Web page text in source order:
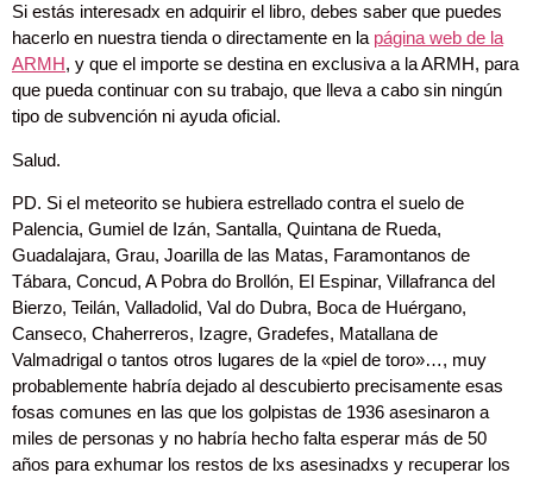
Si estás interesadx en adquirir el libro, debes saber que puedes
hacerlo en nuestra tienda o directamente en la página web de la
ARMH, y que el importe se destina en exclusiva a la ARMH, para
que pueda continuar con su trabajo, que lleva a cabo sin ningún
tipo de subvención ni ayuda oficial.
Salud.
PD. Si el meteorito se hubiera estrellado contra el suelo de
Palencia, Gumiel de Izán, Santalla, Quintana de Rueda,
Guadalajara, Grau, Joarilla de las Matas, Faramontanos de
Tábara, Concud, A Pobra do Brollón, El Espinar, Villafranca del
Bierzo, Teilán, Valladolid, Val do Dubra, Boca de Huérgano,
Canseco, Chaherreros, Izagre, Gradefes, Matallana de
Valmadrigal o tantos otros lugares de la «piel de toro»…, muy
probablemente habría dejado al descubierto precisamente esas
fosas comunes en las que los golpistas de 1936 asesinaron a
miles de personas y no habría hecho falta esperar más de 50
años para exhumar los restos de lxs asesinadxs y recuperar los